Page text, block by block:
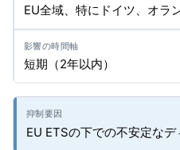
EU全域、特にドイツ、オラ
短期（2年以内）
EU ETSの下での不安定な